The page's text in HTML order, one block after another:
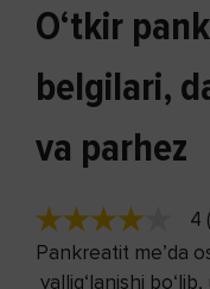
O‘tkir
belgilari,
va parhez
4
Pankreatit me’da
yallig‘lanishi